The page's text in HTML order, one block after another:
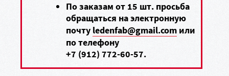
По заказам от 15 шт. просьба
обращаться на электронную
почту ledenfab@gmail.com или
по телефону
+7 (912) 772-60-57.